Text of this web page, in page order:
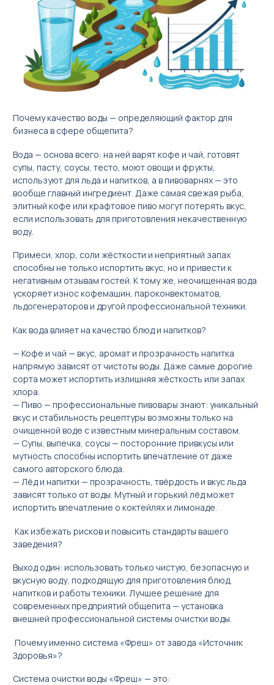
简体中文
English
Русский
Почему качество воды — определяющий фактор для
бизнеса в сфере общепита?
Вода — основа всего: на ней варят кофе и чай, готовят
супы, пасту, соусы, тесто, моют овощи и фрукты,
используют для льда и напитков, а в пивоварнях — это
вообще главный ингредиент. Даже самая свежая рыба,
элитный кофе или крафтовое пиво могут потерять вкус,
если использовать для приготовления некачественную
воду.
Примеси, хлор, соли жёсткости и неприятный запах
способны не только испортить вкус, но и привести к
негативным отзывам гостей. К тому же, неочищенная вода
ускоряет износ кофемашин, пароконвектоматов,
льдогенераторов и другой профессиональной техники.
Как вода влияет на качество блюд и напитков?
— Кофе и чай — вкус, аромат и прозрачность напитка
напрямую зависят от чистоты воды. Даже самые дорогие
сорта может испортить излишняя жёсткость или запах
хлора.
— Пиво — профессиональные пивовары знают: уникальный
вкус и стабильность рецептуры возможны только на
очищенной воде с известным минеральным составом.
— Супы, выпечка, соусы — посторонние привкусы или
мутность способны испортить впечатление от даже
самого авторского блюда.
— Лёд и напитки — прозрачность, твёрдость и вкус льда
зависят только от воды. Мутный и горький лёд может
испортить впечатление о коктейлях и лимонаде.
Как избежать рисков и повысить стандарты вашего
заведения?
Выход один: использовать только чистую, безопасную и
вкусную воду, подходящую для приготовления блюд,
напитков и работы техники. Лучшее решение для
современных предприятий общепита — установка
внешней профессиональной системы очистки воды.
Почему именно система «Фреш» от завода «Источник
Здоровья»?
Система очистки воды «Фреш» — это: